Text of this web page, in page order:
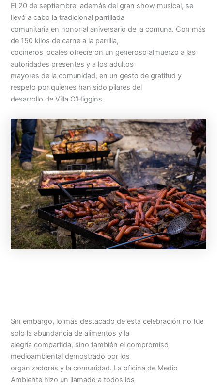
El 20 de septiembre, además del gran show musical, se
llevó a cabo la tradicional parrillada
comunitaria en honor al aniversario de la comuna. Con más
de 150 kilos de carne a la parrilla,
cocineros locales ofrecieron un generoso almuerzo a las
autoridades presentes y a los adultos
mayores de la comunidad, en un gesto de gratitud y
respeto por quienes han sido pilares del
desarrollo de Villa O’Higgins.
Sin embargo, lo más destacado de esta celebración no fue
solo la abundancia de alimentos y la
alegría compartida, sino también el compromiso
medioambiental demostrado por los
organizadores y la comunidad. La oficina de Medio
Ambiente hizo un llamado a todos los